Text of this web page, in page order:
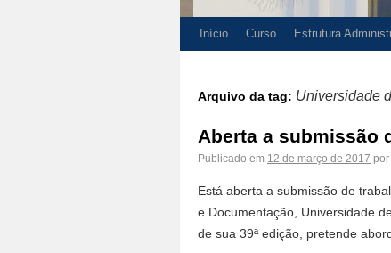
Início Curso Estrutura
Arquivo da tag: Universidade
Aberta a submissão
Publicado em 12 de março de 2017 por
Está aberta a submissão de
e Documentação, Universidade
de sua 39ª edição, pretende